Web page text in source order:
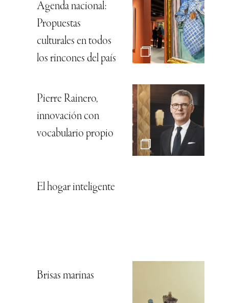
Agenda nacional:
Propuestas
culturales en todos
los rincones del país
Pierre Rainero,
innovación con
vocabulario propio
El hogar inteligente
Brisas marinas